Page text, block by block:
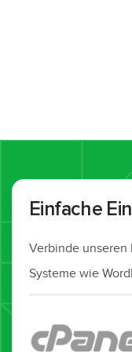
Einfache
Verbinde
Systeme wie